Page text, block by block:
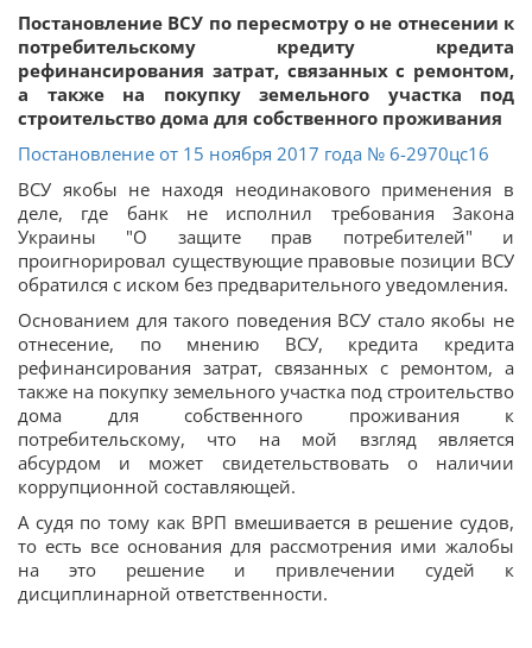
Постановление ВСУ по пересмотру о не отнесении к
потребительскому кредиту кредита
рефинансирования затрат, связанных с ремонтом,
а также на покупку земельного участка под
строительство дома для собственного проживания
Постановление от 15 ноября 2017 года № 6-2970цс16
ВСУ якобы не находя неодинакового применения в
деле, где банк не исполнил требования Закона
Украины "О защите прав потребителей" и
проигнорировал существующие правовые позиции ВСУ
обратился с иском без предварительного уведомления.
Основанием для такого поведения ВСУ стало якобы не
отнесение, по мнению ВСУ, кредита кредита
рефинансирования затрат, связанных с ремонтом, а
также на покупку земельного участка под строительство
дома для собственного проживания к
потребительскому, что на мой взгляд является
абсурдом и может свидетельствовать о наличии
коррупционной составляющей.
А судя по тому как ВРП вмешивается в решение судов,
то есть все основания для рассмотрения ими жалобы
на это решение и привлечении судей к
дисциплинарной ответственности.